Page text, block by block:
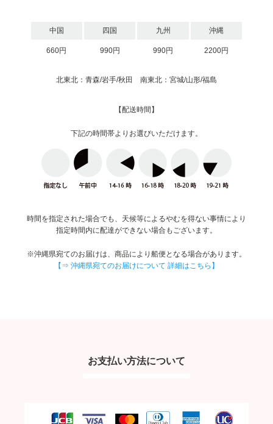
中国 四国 九州 沖縄
660円 990円 990円 2200円
北東北：青森/岩手/秋田 南東北：宮城/山形/福島
【配送時間】
下記の時間帯よりお選びいただけます。
時間を指定された場合でも、天候等によるやむを得ない事情により
指定時間内に配達ができない場合もございます。
※沖縄県宛てのお届けは、商品により船便となる場合があります。
【⇒ 沖縄県宛てのお届けについて 詳細はこちら】
お支払い方法について